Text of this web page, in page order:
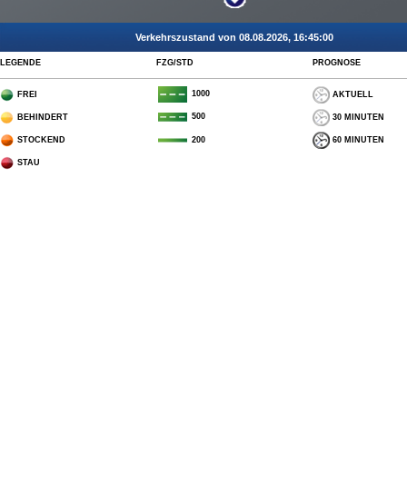
Verkehrszustand von 08.08.2026, 16:45:00
LEGENDE FZG/STD PROGNOSE
FREI 1000 AKTUELL
BEHINDERT 500 30 MINUTEN
STOCKEND 200 60 MINUTEN
STAU